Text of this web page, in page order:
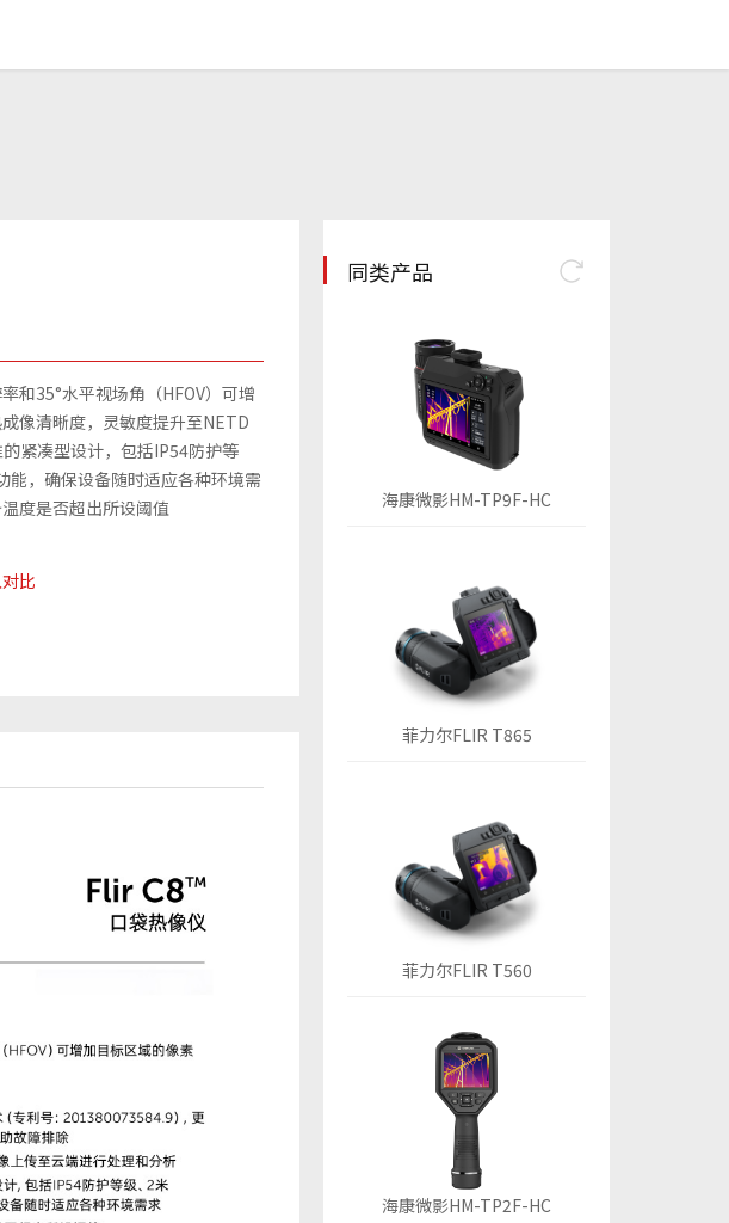
和35°水平视场角（HFOV）可增
像清晰度，灵敏度提升至NETD
紧凑型设计，包括IP54防护等
能，确保设备随时适应各种环境需
度是否超出所设阈值
比
同类产品
海康微影HM-TP9F-HC
菲力尔FLIR T865
菲力尔FLIR T560
海康微影HM-TP2F-HC